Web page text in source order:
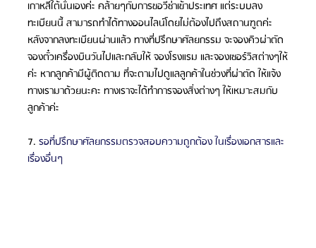
เกาหลีใต้นั่นเองค่ะ คล้ายๆกับการขอวีซ่าเข้าประเทศ แต่ระบบลง
ทะเบียนนี้ สามารถทำได้ทางออนไลน์โดยไม่ต้องไปถึงสถานฑูตค่ะ
หลังจากลงทะเบียนผ่านแล้ว ทางที่ปรึกษาศัลยกรรม จะจองคิวผ่าตัด
จองตั๋วเครื่องบินวันไปและกลับให้ จองโรงแรม และจองเซอร์วิสต่างๆให้
ค่ะ หากลูกค้ามีผู้ติดตาม ที่จะตามไปดูแลลูกค้าในช่วงที่ผ่าตัด ให้แจ้ง
ทางเรามาด้วยนะคะ ทางเราจะได้ทำการจองสิ่งต่างๆ ให้เหมาะสมกับ
ลูกค้าค่ะ
7. รอที่ปรึกษาศัลยกรรมตรวจสอบความถูกต้อง ในเรื่องเอกสารและ
เรื่องอื่นๆ